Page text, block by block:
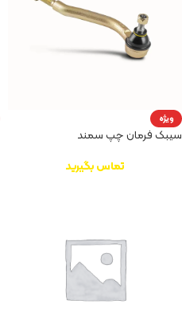
ویژه
سیبک فرمان چپ سمند
تماس بگیرید